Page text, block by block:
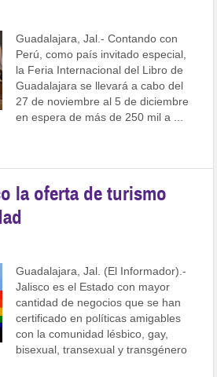
Guadalajara, Jal.- Contando con
Perú, como país invitado especial,
la Feria Internacional del Libro de
Guadalajara se llevará a cabo del
27 de noviembre al 5 de diciembre
en espera de más de 250 mil a ...
la oferta de turismo
Guadalajara, Jal. (El Informador).-
Jalisco es el Estado con mayor
cantidad de negocios que se han
certificado en políticas amigables
con la comunidad lésbico, gay,
bisexual, transexual y transgénero